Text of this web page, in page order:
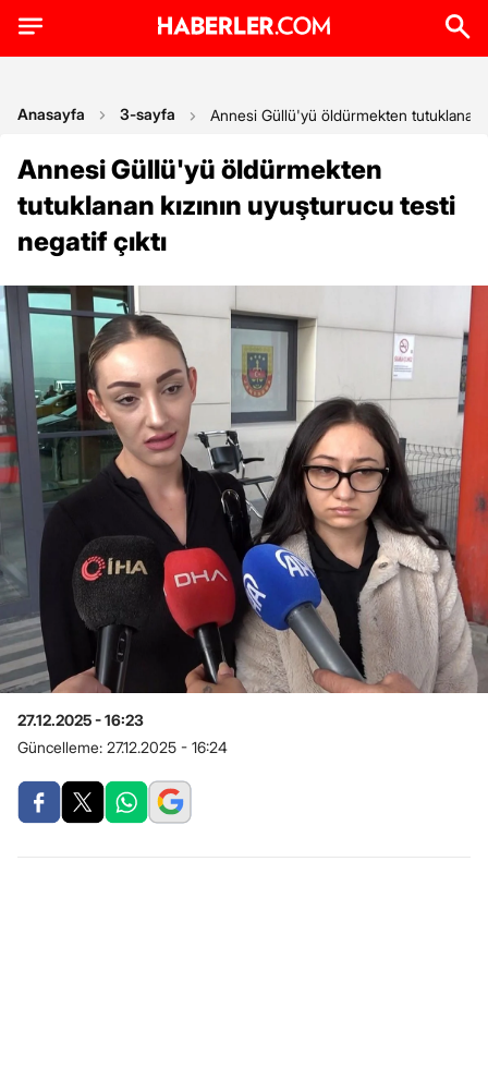
Anasayfa 3-sayfa Annesi Güllü'yü öldürmekten tutuklanan
Annesi Güllü'yü öldürmekten
tutuklanan kızının uyuşturucu testi
negatif çıktı
27.12.2025 - 16:23
Güncelleme: 27.12.2025 - 16:24